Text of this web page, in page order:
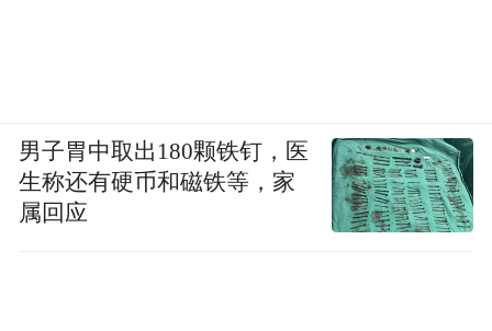
男子胃中取出180颗铁钉，医
生称还有硬币和磁铁等，家
属回应